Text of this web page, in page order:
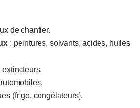
de chantier.
: peintures, solvants, acides, huiles
extincteurs.
(frigo, congélateurs).